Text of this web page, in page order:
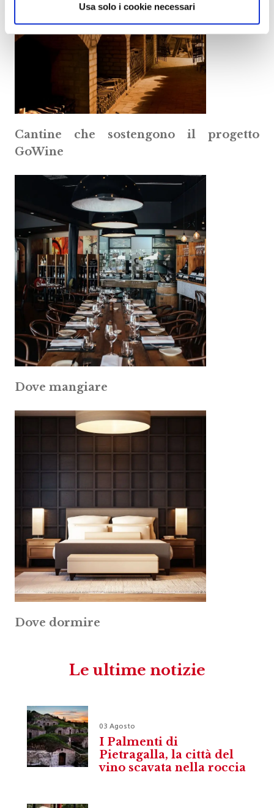
Usa solo i cookie necessari
Cantine che sostengono il progetto
GoWine
Dove mangiare
Dove dormire
Le ultime notizie
03 Agosto
I Palmenti di
Pietragalla, la città del
vino scavata nella roccia